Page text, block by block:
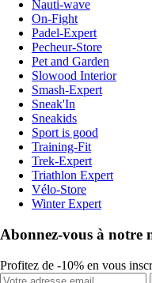
Nauti-wave
On-Fight
Padel-Expert
Pecheur-Store
Pet and Garden
Slowood Interior
Smash-Expert
Sneak'In
Sneakids
Sport is good
Training-Fit
Trek-Expert
Triathlon Expert
Vélo-Store
Winter Expert
Abonnez-vous à notre
Profitez de -10% en vous